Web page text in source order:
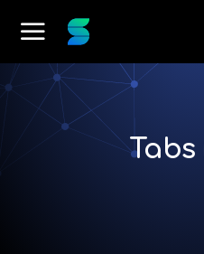
Tabs